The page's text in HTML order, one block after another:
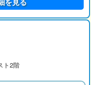
を見る
ト2階